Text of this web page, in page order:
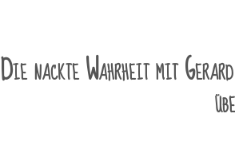
Die nackte Wahrheit mit